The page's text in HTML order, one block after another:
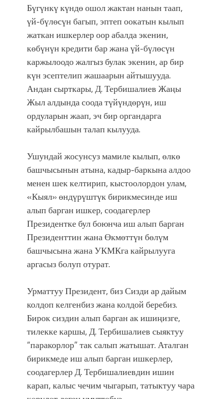
Бүгүнкү күндө ошол жактан нанын таап,
үй-бүлөсүн багып, эптеп оокатын кылып
жаткан ишкерлер оор абалда экенин,
көбүнүн кредити бар жана үй-бүлөсүн
каржылоодо жалгыз булак экенин, ар бир
күн эсептелип жашаарын айтышууда.
Андан сырткары, Д. Тербишалиев Жаңы
Жыл алдында соода түйүндөрүн, иш
ордуларын жаап, эч бир органдарга
кайрылбашын талап кылууда.
Ушундай жосунсуз мамиле кылып, өлкө
башчысынын атына, кадыр-баркына алдоо
менен шек келтирип, кыстоолордон улам,
«Кыял» өндүрүштүк бирикмесинде иш
алып барган ишкер, соодагерлер
Президентке бул боюнча иш алып барган
Президенттин жана Өкмөттүн бөлүм
башчысына жана УКМКга кайрылууга
аргасыз болуп отурат.
Урматтуу Президент, биз Сизди ар дайым
колдоп келгенбиз жана колдой беребиз.
Бирок сиздин алып барган ак ишиңизге,
тилекке каршы, Д. Тербишалиев сыяктуу
“паракорлор” так салып жатышат. Аталган
бирикмеде иш алып барган ишкерлер,
соодагерлер Д. Тербишалиевдин ишин
карап, калыс чечим чыгарып, татыктуу чара